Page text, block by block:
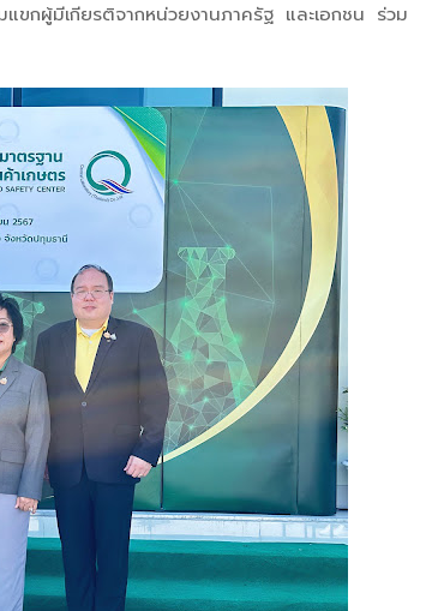
ขกผู้มีเกียรติจากหน่วยงานภาครัฐ และเอกชน ร่วม